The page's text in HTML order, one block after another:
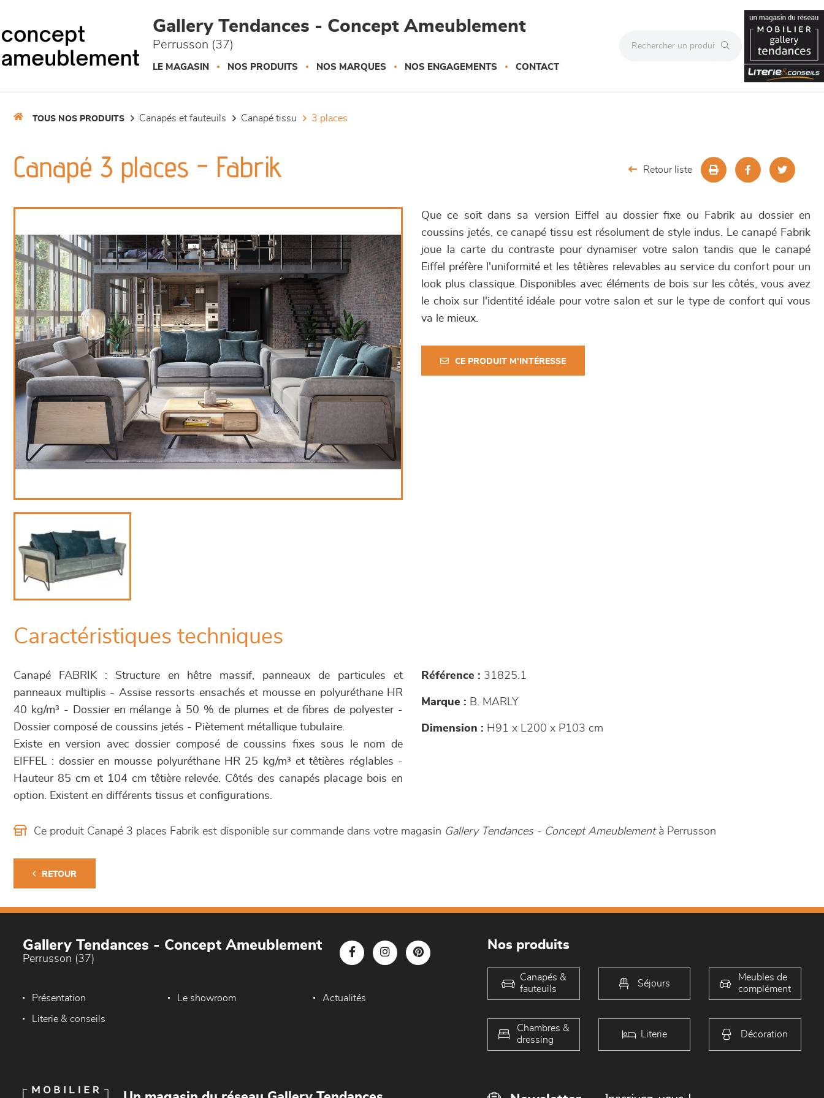
Gallery Tendances - Concept Ameublement
Perrusson (37)
LE MAGASIN NOS PRODUITS NOS MARQUES NOS ENGAGEMENTS CONTACT
TOUS NOS PRODUITS canapés et fauteuils canapé tissu 3 places
Canapé 3 places - Fabrik Retour liste
Que ce soit dans sa version Eiffel au dossier fixe ou Fabrik au dossier en
coussins jetés, ce canapé tissu est résolument de style indus. Le canapé Fabrik
joue la carte du contraste pour dynamiser votre salon tandis que le canapé
Eiffel préfère l'uniformité et les têtières relevables au service du confort pour un
look plus classique. Disponibles avec éléments de bois sur les côtés, vous avez
le choix sur l'identité idéale pour votre salon et sur le type de confort qui vous
va le mieux.
CE PRODUIT M'INTÉRESSE
Caractéristiques techniques
Canapé FABRIK : Structure en hêtre massif, panneaux de particules et
panneaux multiplis - Assise ressorts ensachés et mousse en polyuréthane HR
40 kg/m³ - Dossier en mélange à 50 % de plumes et de fibres de polyester -
Dossier composé de coussins jetés - Piètement métallique tubulaire.
Existe en version avec dossier composé de coussins fixes sous le nom de
EIFFEL : dossier en mousse polyuréthane HR 25 kg/m³ et têtières réglables -
Hauteur 85 cm et 104 cm têtière relevée. Côtés des canapés placage bois en
option. Existent en différents tissus et configurations.
Référence : 31825.1
Marque : B. MARLY
Dimension : H91 x L200 x P103 cm
Ce produit Canapé 3 places Fabrik est disponible sur commande dans votre magasin Gallery Tendances - Concept Ameublement à Perrusson
RETOUR
Gallery Tendances - Concept Ameublement
Perrusson (37)
Présentation Le showroom Actualités
Literie & conseils
Nos produits
Canapés &
fauteuils
Séjours
Meubles de
complément
Chambres &
dressing
Literie Décoration